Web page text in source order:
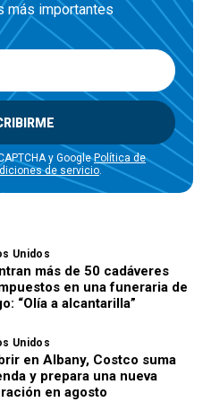
más importantes
y GooglePolítica de
de servicio.
Unidos
más de 50 cadáveres
en una funeraria de
“Olía a alcantarilla”
Unidos
en Albany, Costco suma
y prepara una nueva
en agosto